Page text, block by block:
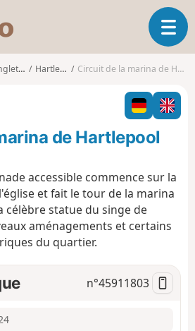
s
o
o
O
u
v
i
r
l
v
i
a
o
Hartlepool Circuit de la marina de Hartlepool
de Hartlepool
accessible commence sur la
et fait le tour de la marina
célèbre statue du singe de
aménagements et certains
du quartier.
n°45911803